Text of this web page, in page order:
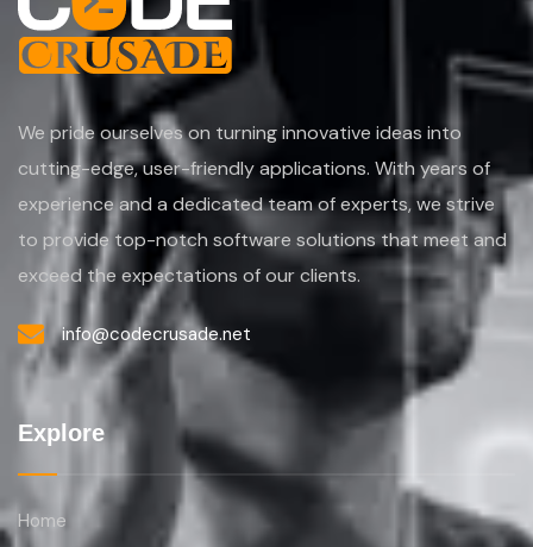
We pride ourselves on turninginnovative ideas into
cutting-edge, user-friendly applications. With years of
experienceand a dedicated team of experts, we strive
to provide top-notch software solutions thatmeet and
exceed the expectations of our clients.
info@codecrusade.net
Explore
Home